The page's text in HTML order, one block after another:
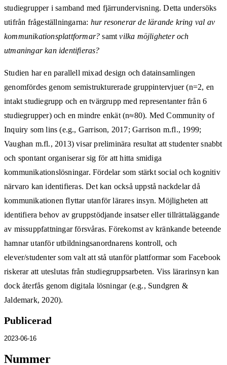
studiegrupper i samband med fjärrundervisning. Detta undersöks
utifrån frågeställningarna: hur resonerar de lärande kring val av
kommunikationsplattformar? samtvilka möjligheter och
utmaningar kan identifieras?
Studien har en parallell mixad design och datainsamlingen
genomfördes genom semistrukturerade gruppintervjuer (n=2, en
intakt studiegrupp och en tvärgrupp med representanter från 6
studiegrupper) och en mindre enkät (n≈80). Med Community of
Inquiry som lins (e.g., Garrison, 2017; Garrison m.fl., 1999;
Vaughan m.fl., 2013) visar preliminära resultat att studenter snabbt
och spontant organiserar sig för att hitta smidiga
kommunikationslösningar. Fördelar som stärkt social och kognitiv
närvaro kan identifieras. Det kan också uppstå nackdelar då
kommunikationen flyttar utanför lärares insyn. Möjligheten att
identifiera behov av gruppstödjande insatser eller tillrättaläggande
av missuppfattningar försvåras. Förekomst av kränkande beteende
hamnar utanför utbildningsanordnarens kontroll, och
elever/studenter som valt att stå utanför plattformar som Facebook
riskerar att uteslutas från studiegruppsarbeten. Viss lärarinsyn kan
dock återfås genom digitala lösningar (e.g., Sundgren &
Jaldemark, 2020).
Publicerad
2023-06-16
Nummer